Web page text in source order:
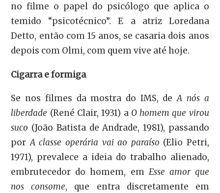
no filme o papel do psicólogo que aplica o
temido “psicotécnico”. E a atriz Loredana
Detto, então com 15 anos, se casaria dois anos
depois com Olmi, com quem vive até hoje.
Cigarra e formiga
Se nos filmes da mostra do IMS, deA nós a
liberdade (René Clair, 1931) a O homem que virou
suco (João Batista de Andrade, 1981), passando
porA classe operária vai ao paraíso (Elio Petri,
1971), prevalece a ideia do trabalho alienado,
embrutecedor do homem, em Esse amor que
nos consome, que entra discretamente em